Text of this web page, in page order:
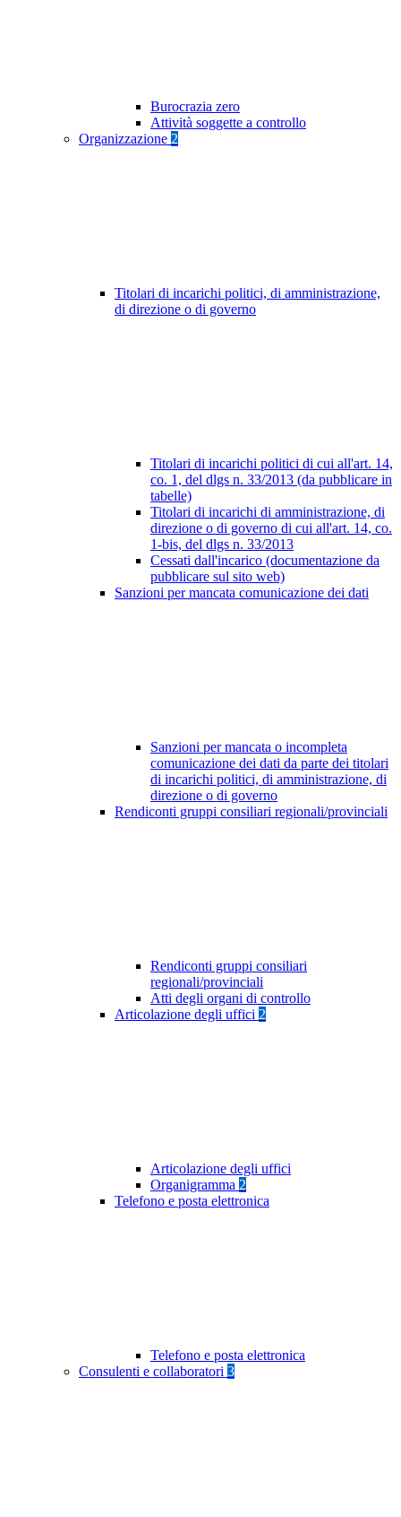
Burocrazia zero
Attività soggette a controllo
Organizzazione 2
Titolari di incarichi politici, di amministrazione,
di direzione o di governo
Titolari di incarichi politici di cui all'art. 14,
co. 1, del dlgs n. 33/2013 (da pubblicare in
tabelle)
Titolari di incarichi di amministrazione, di
direzione o di governo di cui all'art. 14, co.
1-bis, del dlgs n. 33/2013
Cessati dall'incarico (documentazione da
pubblicare sul sito web)
Sanzioni per mancata comunicazione dei dati
Sanzioni per mancata o incompleta
comunicazione dei dati da parte dei titolari
di incarichi politici, di amministrazione, di
direzione o di governo
Rendiconti gruppi consiliari regionali/provinciali
Rendiconti gruppi consiliari
regionali/provinciali
Atti degli organi di controllo
Articolazione degli uffici 2
Articolazione degli uffici
Organigramma 2
Telefono e posta elettronica
Telefono e posta elettronica
Consulenti e collaboratori 3